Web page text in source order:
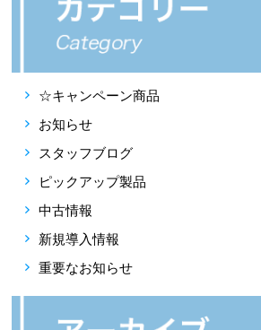
☆キャンペーン商品
お知らせ
スタッフブログ
ピックアップ製品
中古情報
新規導入情報
重要なお知らせ